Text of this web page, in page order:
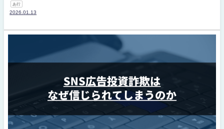
あ行
2026.01.13